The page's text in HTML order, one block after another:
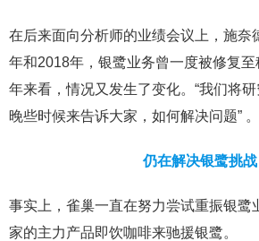
在后来面向分析师的业绩会议上，施奈
年和2018年，银鹭业务曾一度被修复
年来看，情况又发生了变化。“我们将
晚些时候来告诉大家，如何解决问题” 。
仍在解决银鹭挑战
事实上，雀巢一直在努力尝试重振银鹭
家的主力产品即饮咖啡来驰援银鹭。